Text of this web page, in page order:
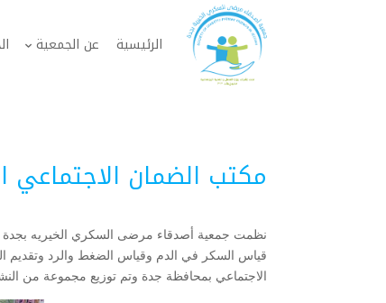
الرئيسية عن الجمعية
مكتب الضمان الاجتماعي
نظمت جمعية أصدقاء مرضى السكري الخيريه بجدة
قياس السكر في الدم وقياس الضغط والرد وتقديم
الاجتماعي بمحافظة جدة وتم توزيع مجموعة من